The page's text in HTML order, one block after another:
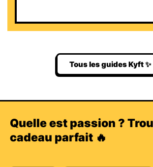
Tous les guides Kyft ✨
Quelle est passion ?
cadeau parfait 🔥